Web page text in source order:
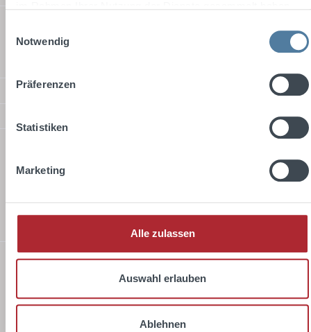
Notwendig
Präferenzen
Statistiken
Marketing
Alle zulassen
Auswahl erlauben
Ablehnen
Payment methods
The company Schwarze and Schlichte is one of the five oldest
owner-managed companies in Germany. Our history begins in
Schwarze family has been based in Oelde in Westphalia, where it
Revoke order
All prices incl. VAT plusshipping costsand possible delivery charges, if
not stated otherwise.
© 2026 Schwarze und Schlichte GmbH & Co. KG - All Rights Reserved.